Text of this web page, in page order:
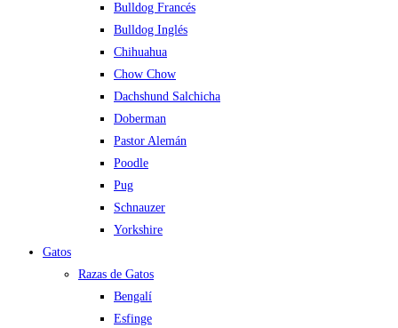
Bulldog Francés
Bulldog Inglés
Chihuahua
Chow Chow
Dachshund Salchicha
Doberman
Pastor Alemán
Poodle
Pug
Schnauzer
Yorkshire
Gatos
Razas de Gatos
Bengalí
Esfinge